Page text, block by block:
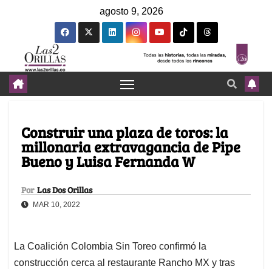
agosto 9, 2026
Construir una plaza de toros: la
millonaria extravagancia de Pipe
Bueno y Luisa Fernanda W
Por Las Dos Orillas
MAR 10, 2022
La Coalición Colombia Sin Toreo confirmó la
construcción cerca al restaurante Rancho MX y tras